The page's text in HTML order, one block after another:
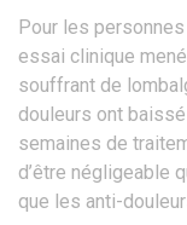
Pour les
essai clinique
souffrant de
douleurs ont
semaines de
d’être négligeable
que les anti-